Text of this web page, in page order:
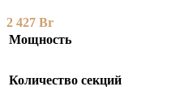
2 427 Br
Мощность
Количество секций